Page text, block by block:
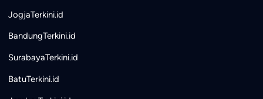
JogjaTerkini.id
BandungTerkini.id
SurabayaTerkini.id
BatuTerkini.id